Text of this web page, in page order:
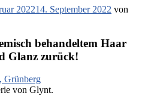
202214. September 2022 von
behandeltem Haar
Glanz zurück!
von Glynt.